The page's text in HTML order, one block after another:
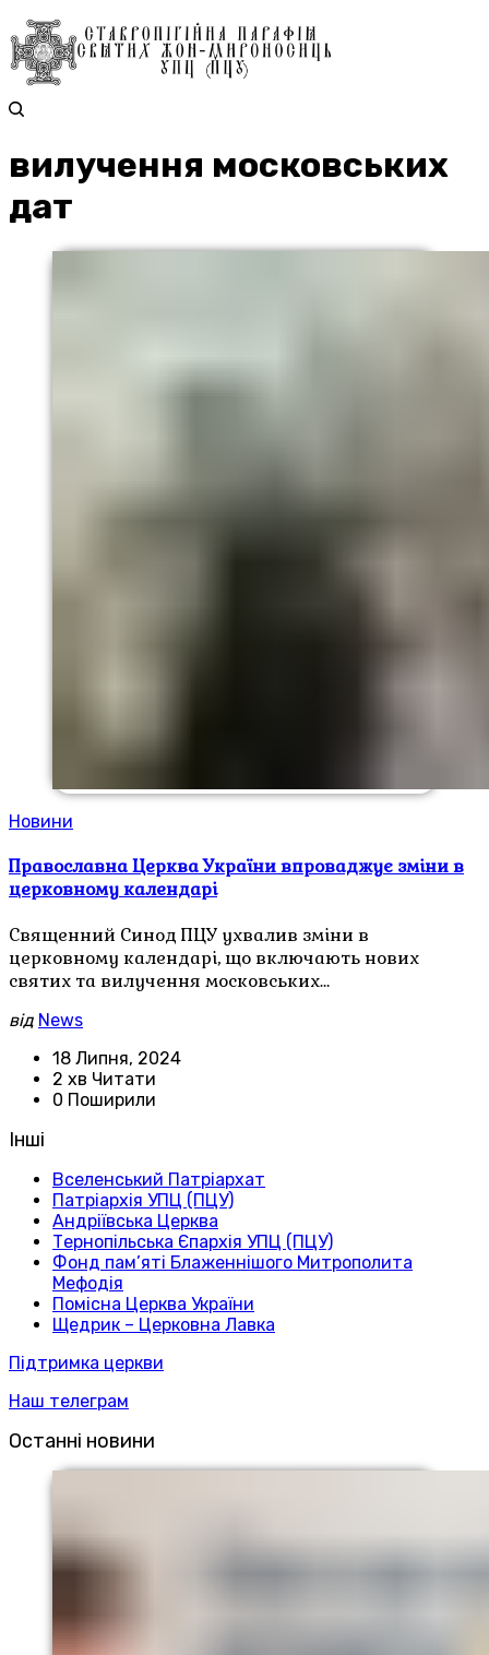
вилучення московських
дат
Новини
Православна Церква України впроваджує зміни в
церковному календарі
Священний Синод ПЦУ ухвалив зміни в
церковному календарі, що включають нових
святих та вилучення московських…
від News
18 Липня, 2024
2 хв Читати
0 Поширили
Інші
Вселенський Патріархат
Патріархія УПЦ (ПЦУ)
Андріївська Церква
Тернопільська Єпархія УПЦ (ПЦУ)
Фонд пам’яті Блаженнішого Митрополита
Мефодія
Помісна Церква України
Щедрик – Церковна Лавка
Підтримка церкви
Наш телеграм
Останні новини